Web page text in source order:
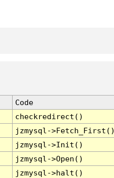
Code
checkredirect()
jzmysql-
jzmysql->Init()
jzmysql->Open()
jzmysql->halt()